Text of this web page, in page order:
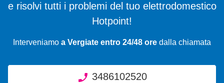
e risolvi tutti i problemi del tuo elettrodomestico
Hotpoint!
Interveniamo a Vergiate entro 24/48 ore dalla chiamata
3486102520